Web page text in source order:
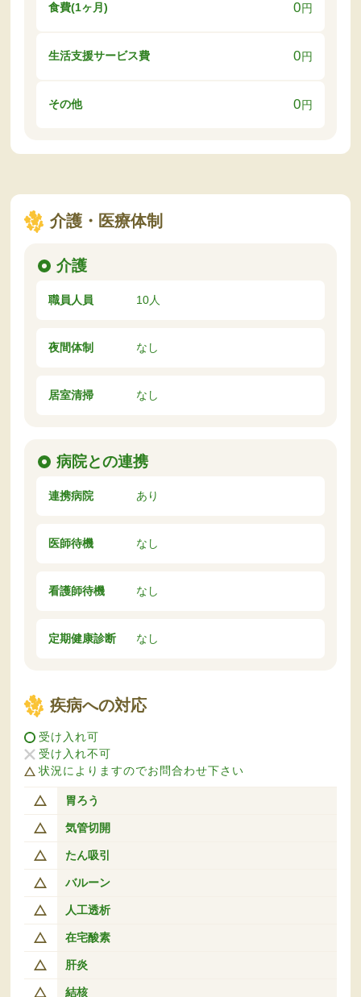
食費(1ヶ月) 0円
生活支援サービス費 0円
その他 0円
介護・医療体制
介護
職員人員 10人
夜間体制 なし
居室清掃 なし
病院との連携
連携病院 あり
医師待機 なし
看護師待機 なし
定期健康診断 なし
疾病への対応
受け入れ可
受け入れ不可
状況によりますのでお問合わせ下さい
胃ろう
気管切開
たん吸引
バルーン
人工透析
在宅酸素
肝炎
結核